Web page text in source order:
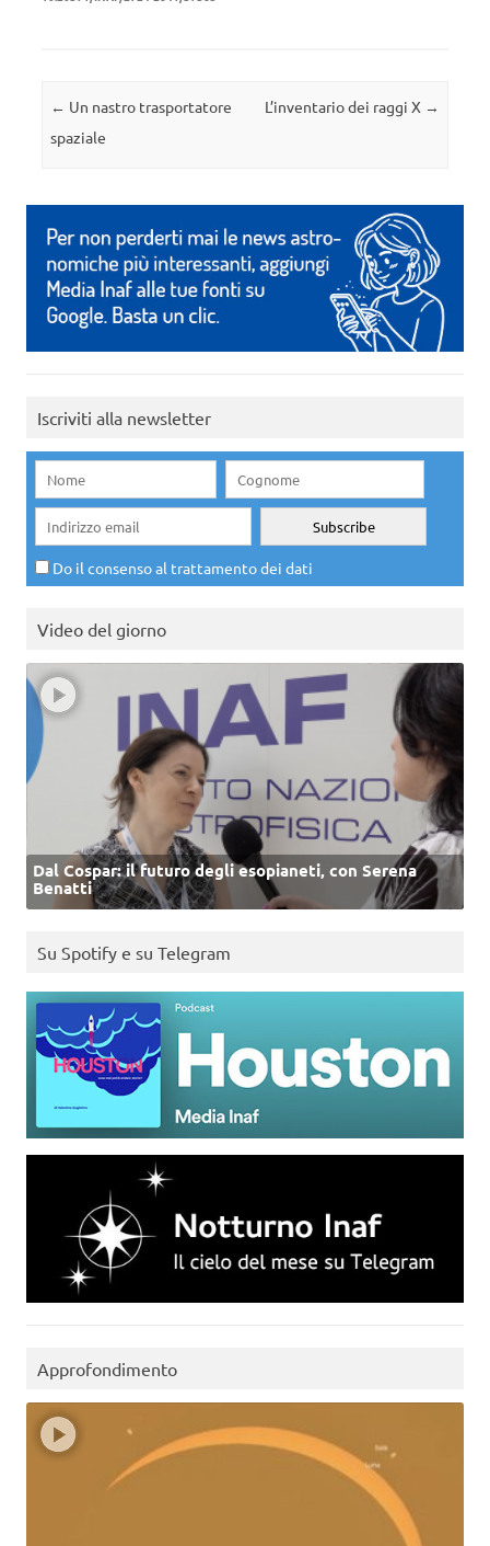
Navigazione articolo
← Un nastro trasportatore
spaziale
L’inventario dei raggi X →
Iscriviti alla newsletter
Do il consenso al trattamento dei dati
Video del giorno
Dal Cospar: il futuro degli esopianeti, con Serena
Benatti
Su Spotify e su Telegram
Approfondimento